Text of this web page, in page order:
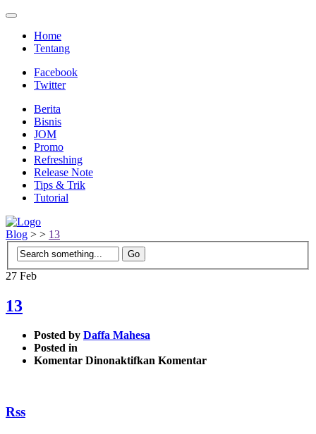
Home
Tentang
Facebook
Twitter
Berita
Bisnis
JOM
Promo
Refreshing
Release Note
Tips & Trik
Tutorial
Blog > > 13
27 Feb
13
Posted by Daffa Mahesa
Posted in
Komentar Dinonaktifkan pada
Komentar
Rss